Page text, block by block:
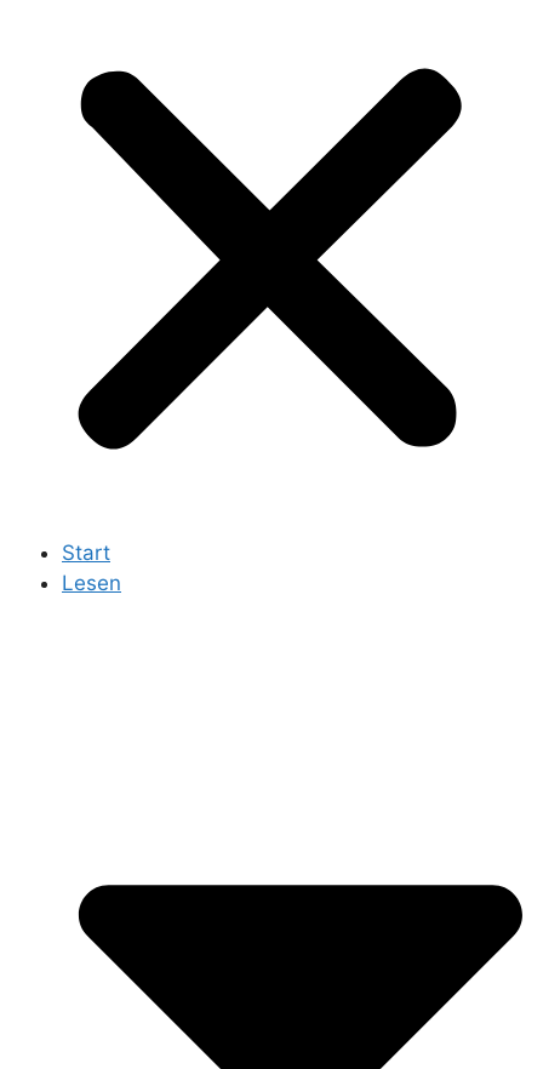
Start
Lesen